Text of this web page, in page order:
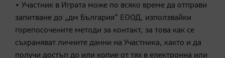
• Участник в Играта може по всяко време да отправи
запитване до „дм България“ ЕООД, използвайки
горепосочените методи за контакт, за това как се
съхраняват личните данни на Участника, както и да
получи достъп до или копие от тях в електронна или